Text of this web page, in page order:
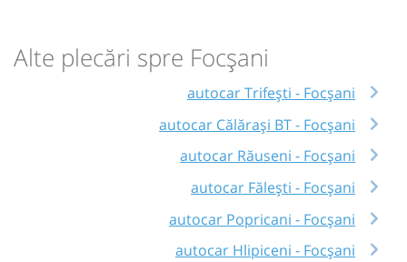
Alte plecări spre Focșani
autocar Trifești - Focșani
autocar Călărași BT - Focșani
autocar Răuseni - Focșani
autocar Fălești - Focșani
autocar Popricani - Focșani
autocar Hlipiceni - Focșani